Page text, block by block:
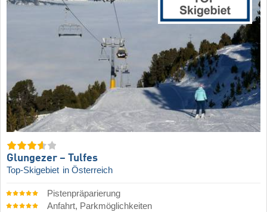
Glungezer – Tulfes
Top-Skigebiet in Österreich
Pistenpräparierung
Anfahrt, Parkmöglichkeiten